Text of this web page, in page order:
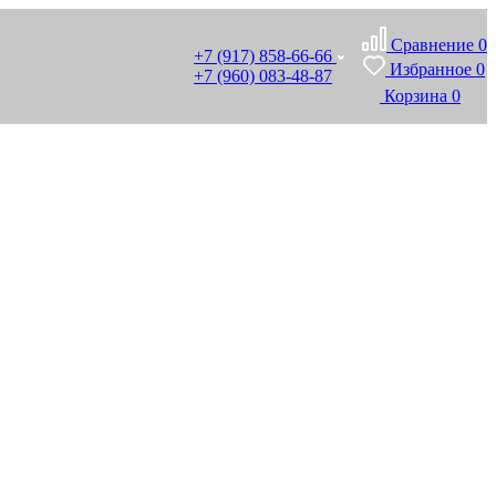
+7 (917) 858-66-66
+7 (960) 083-48-87
Сравнение 0
Избранное 0
Корзина 0